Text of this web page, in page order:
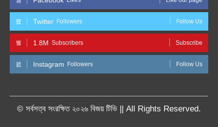
Twitter Followers Follow Us
1.8M Subscribers Subscribe
Instagram Followers Follow Us
© সর্বসত্ব সংরক্ষিত ২০২৬ বিজয় টিভি || All Rights Reserved.